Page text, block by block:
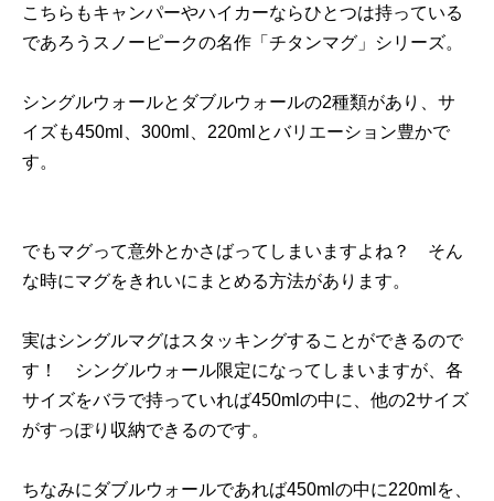
こちらもキャンパーやハイカーならひとつは持っている
であろうスノーピークの名作「チタンマグ」シリーズ。
シングルウォールとダブルウォールの2種類があり、サ
イズも450ml、300ml、220mlとバリエーション豊かで
す。
でもマグって意外とかさばってしまいますよね？ そん
な時にマグをきれいにまとめる方法があります。
実はシングルマグはスタッキングすることができるので
す！ シングルウォール限定になってしまいますが、各
サイズをバラで持っていれば450mlの中に、他の2サイズ
がすっぽり収納できるのです。
ちなみにダブルウォールであれば450mlの中に220mlを、